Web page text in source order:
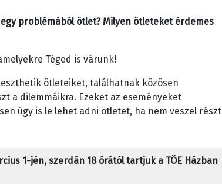
problémából ötlet? Milyen ötleteket érdemes
Téged is várunk!
ötleteiket, találhatnak közösen
a dilemmáikra. Ezeket az eseményeket
úgy is le lehet adni ötletet, ha nem veszel részt
1-jén, szerdán 18 órától tartjuk a TÖE Házban